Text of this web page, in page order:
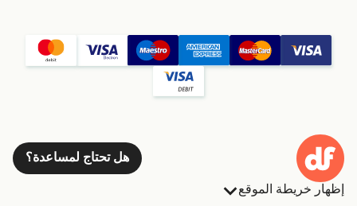
هل تحتاج لمساعدة؟
إظهار خريطة الموقع